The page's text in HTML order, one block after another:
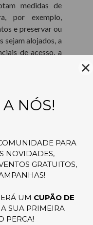
medidas de
por exemplo,
e preservar ou
sejam alojados, a
de acesso, a
Utilizador e, em
retirar o
dos seus
unicamente
para as
descritas, não